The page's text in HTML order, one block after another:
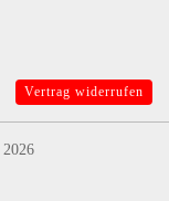
Vertrag widerrufen